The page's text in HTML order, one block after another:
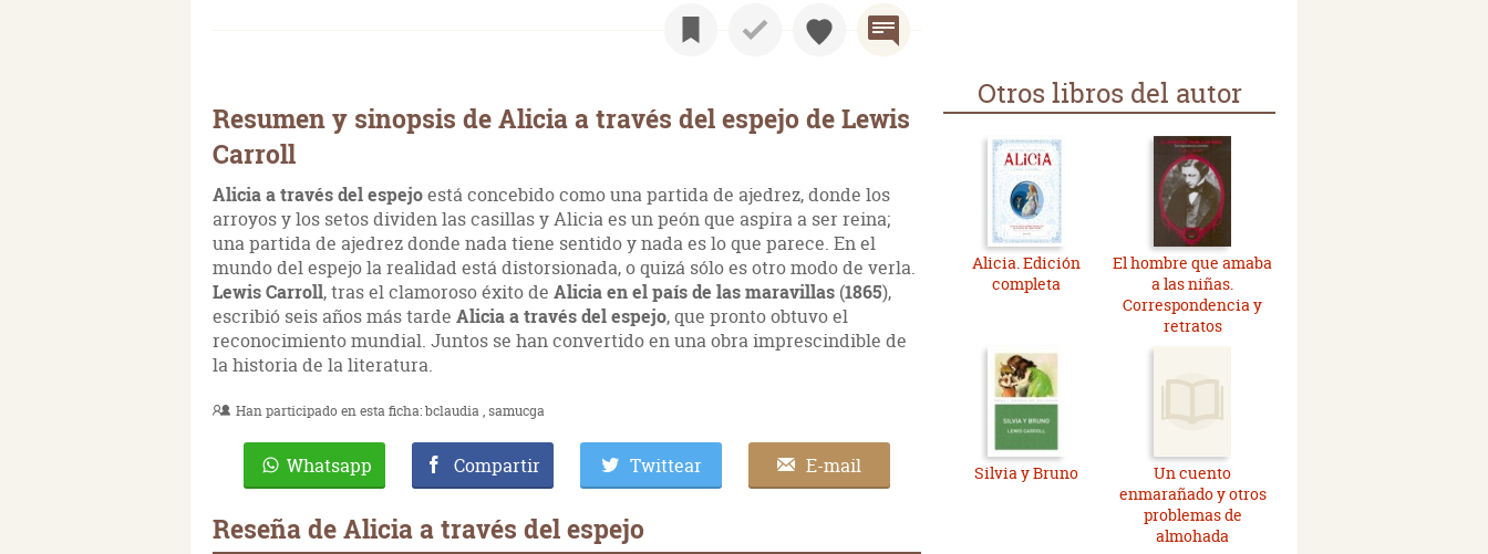
Resumen y sinopsis de Alicia a través del espejo de Lewis
Carroll
Alicia a través del espejoestá concebido como una partida de ajedrez, donde los
arroyos y los setos dividen las casillas y Alicia es un peón que aspira a ser reina;
una partida de ajedrez donde nada tiene sentido y nada es lo que parece. En el
mundo del espejo la realidad está distorsionada, o quizá sólo es otro modo de verla.
Lewis Carroll, tras el clamoroso éxito de Alicia en el país de las maravillas (1865),
escribió seis años más tarde Alicia a través del espejo, que pronto obtuvo el
reconocimiento mundial. Juntos se han convertido en una obra imprescindible de
la historia de la literatura.
Han participado en esta ficha:bclaudia samucga
Whatsapp Compartir Twittear E-mail
Reseña de Alicia a través del espejo
Otros libros del autor
Alicia. Edición
completa
El hombre que amaba
a las niñas.
Correspondencia y
retratos
Silvia y Bruno
Un cuento
enmarañado y otros
problemas de
almohada